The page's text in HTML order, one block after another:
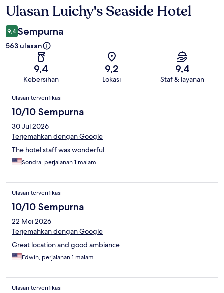
Ulasan
Ulasan Luichy's Seaside Hotel
9,4 Sempurna
563 ulasan
9,4
Kebersihan
9,2
Lokasi
9,4
Staf & layanan
Ulasan
Ulasan terverifikasi
10/10 Sempurna
30 Jul 2026
Terjemahkan dengan Google
The hotel staff was wonderful.
Sondra, perjalanan 1 malam
Ulasan terverifikasi
10/10 Sempurna
22 Mei 2026
Terjemahkan dengan Google
Great location and good ambiance
Edwin, perjalanan 1 malam
Ulasan terverifikasi